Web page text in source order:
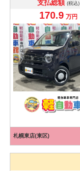
支払総額 (税込)
170.9 万円
札幌東店(東区)